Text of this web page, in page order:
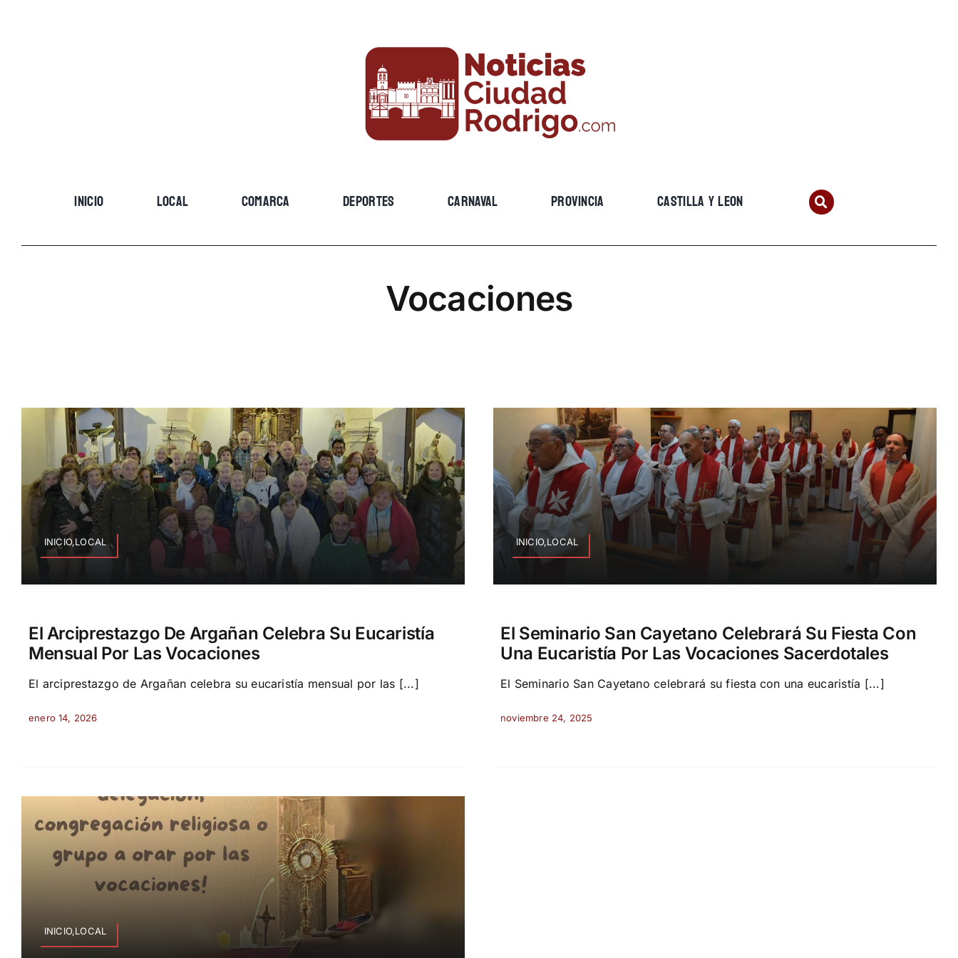
INICIO LOCAL COMARCA DEPORTES CARNAVAL PROVINCIA CASTILLA Y LEON
Vocaciones
INICIO,LOCAL
El Arciprestazgo De Argañan Celebra Su Eucaristía
Mensual Por Las Vocaciones
El arciprestazgo de Argañan celebra su eucaristía mensual por las [...]
enero 14, 2026
INICIO,LOCAL
El Seminario San Cayetano Celebrará Su Fiesta Con
Una Eucaristía Por Las Vocaciones Sacerdotales
El Seminario San Cayetano celebrará su fiesta con una eucaristía [...]
noviembre 24, 2025
INICIO,LOCAL